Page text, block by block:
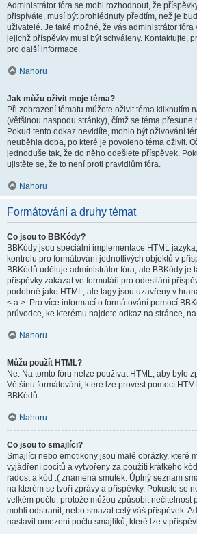
Administrátor fóra se mohl rozhodnout, že
přispíváte, musí být prohlédnuty předtím, než je
uživatelé. Je také možné, že vás administrátor
jejichž příspěvky musí být schváleny. Kontaktujte,
pro další informace.
Nahoru
Jak můžu oživit moje téma?
Při zobrazení tématu můžete oživit téma kliknutím
(většinou naspodu stránky), čímž se téma přesune
Pokud tento odkaz nevidíte, mohlo být oživování
neuběhla doba, po které je povoleno téma oživit.
jednoduše tak, že do něho odešlete příspěvek.
ujistěte se, že to není proti pravidlům fóra.
Nahoru
Formátování a druhy témat
Co jsou to BBKódy?
BBKódy jsou speciální implementace HTML
kontrolu pro formátování jednotlivých objektů v
BBKódů uděluje administrátor fóra, ale BBKódy je
příspěvky zakázat ve formuláři pro odesílání
podobně jako HTML, ale tagy jsou uzavřeny v
< a >. Pro více informací o formátování pomocí
průvodce, ke kterému najdete odkaz na stránce,
Nahoru
Můžu použít HTML?
Ne. Na tomto fóru nelze používat HTML, aby bylo
Většinu formátování, které lze provést pomocí
BBKódů.
Nahoru
Co jsou to smajlíci?
Smajlíci nebo emotikony jsou malé obrázky, které
vyjádření pocitů a vytvořeny za použití krátkého
radost a kód :( znamená smutek. Úplný seznam
na kterém se tvoří zprávy a příspěvky. Pokuste se
velkém počtu, protože můžou způsobit nečitelnost
mohli odstranit, nebo smazat celý váš příspěvek.
nastavit omezení počtu smajlíků, které lze v